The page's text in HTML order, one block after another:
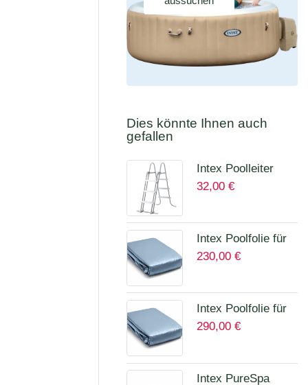
Dies könnte Ihnen auch
gefallen
Intex Poolleiter
höhe bis 107 cm
32,00€
Intex Poolfolie für
Prism Quadra 400
12135A
230,00€
Intex Poolfolie für
Prism Frame Ø
Art.12457A
290,00€
Intex PureSpa